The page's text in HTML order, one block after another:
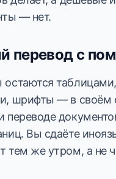
— нет.
перевод с
остаются
шрифты — в своём
переводе
Вы сдаёте
тем же утром, а не